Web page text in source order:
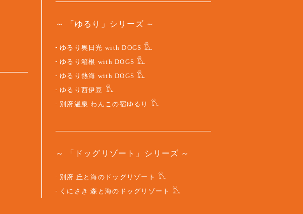
「ゆるり」シリーズ
ゆるり奥日光 with DOGS
ゆるり箱根 with DOGS
ゆるり熱海 with DOGS
ゆるり西伊豆
別府温泉 わんこの宿ゆるり
「ドッグリゾート」シリーズ
別府 丘と海のドッグリゾート
くにさき 森と海のドッグリゾート